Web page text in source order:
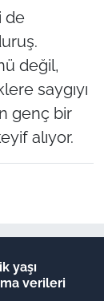
de
değil,
saygıyı
genç bir
alıyor.
yaşı
verileri